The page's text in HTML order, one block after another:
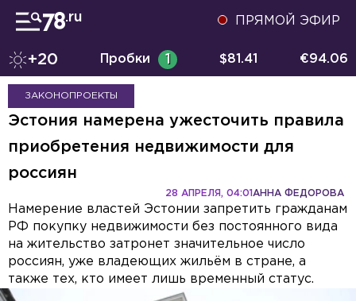
ПРЯМОЙ ЭФИР
+20 Пробки 1 $81.41 €94.06
ЗАКОНОПРОЕКТЫ
Эстония намерена ужесточить правила
приобретения недвижимости для
россиян
АННА ФЕДОРОВА
28 АПРЕЛЯ, 04:01
Намерение властей Эстонии запретить гражданам
РФ покупку недвижимости без постоянного вида
на жительство затронет значительное число
россиян, уже владеющих жильём в стране, а
также тех, кто имеет лишь временный статус.